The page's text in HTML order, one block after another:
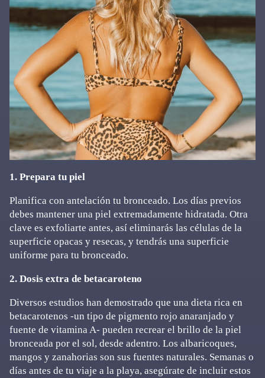
1. Prepara tu piel
Planifica con antelación tu bronceado. Los días previos
debes mantener una piel extremadamente hidratada. Otra
clave es exfoliarte antes, así eliminarás las células de la
superficie opacas y resecas, y tendrás una superficie
uniforme para tu bronceado.
2. Dosis extra de betacaroteno
Diversos estudios han demostrado que una dieta rica en
betacarotenos -un tipo de pigmento rojo anaranjado y
fuente de vitamina A- pueden recrear el brillo de la piel
bronceada por el sol, desde adentro. Los albaricoques,
mangos y zanahorias son sus fuentes naturales. Semanas o
días antes de tu viaje a la playa, asegúrate de incluir estos